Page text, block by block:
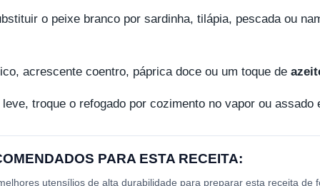
o peixe branco por sardinha, tilápia, pescada ou
acrescente coentro, páprica doce ou um toque de
troque o refogado por cozimento no vapor ou assado
PARA ESTA RECEITA:
utensílios de alta durabilidade para preparar esta receita de